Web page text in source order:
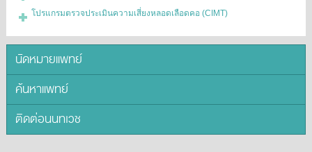
โปรแกรมตรวจประเมินความเสี่ยงหลอดเลือดคอ (CIMT)
นัดหมายแพทย์
ค้นหาแพทย์
ติดต่อนนทเวช